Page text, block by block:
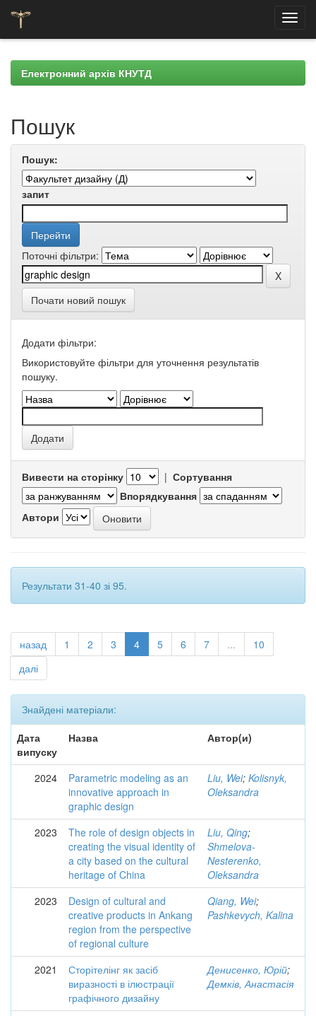
navigationЕлектронний архів КНУТД
Пошук
Пошук:
запит
Поточні фільтри:
Почати новий пошук
Додати фільтри:
Використовуйте фільтри для уточнення результатів
пошуку.
Вивести на сторінку | Сортування
Впорядкування
Автори
Результати 31-40 зі 95.
назад 1 2 3 4 5 6 7 ...
10
далі
Знайдені матеріали:
Дата
випуску
Назва Автор(и)
2024
Parametric modeling as an
innovative approach in
graphic design
Liu, Wei; Kolisnyk,
Oleksandra
2023
The role of design objects in
creating the visual identity of
a city based on the cultural
heritage of China
Liu, Qing;
Shmelova-
Nesterenko,
Oleksandra
2023
Design of cultural and
creative products in Ankang
region from the perspective
of regional culture
Qiang, Wei;
Pashkevych, Kalina
2021
Сторітелінг як засіб
виразності в ілюстрації
графічного дизайну
Денисенко, Юрій;
Демків, Анастасія